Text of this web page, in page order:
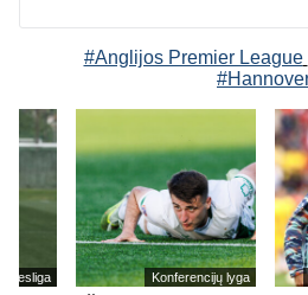
#Anglijos Premier League
Konferencijų lyga